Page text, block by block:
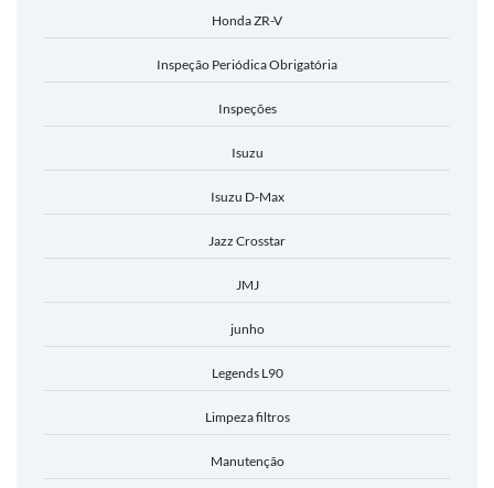
Honda ZR-V
Inspeção Periódica Obrigatória
Inspeções
Isuzu
Isuzu D-Max
Jazz Crosstar
JMJ
junho
Legends L90
Limpeza filtros
Manutenção